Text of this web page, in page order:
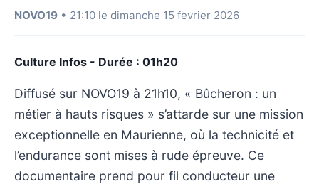
NOVO19 • 21:10 le dimanche 15 fevrier 2026
Culture Infos - Durée : 01h20
Diffusé sur NOVO19 à 21h10, « Bûcheron : un
métier à hauts risques » s’attarde sur une mission
exceptionnelle en Maurienne, où la technicité et
l’endurance sont mises à rude épreuve. Ce
documentaire prend pour fil conducteur une